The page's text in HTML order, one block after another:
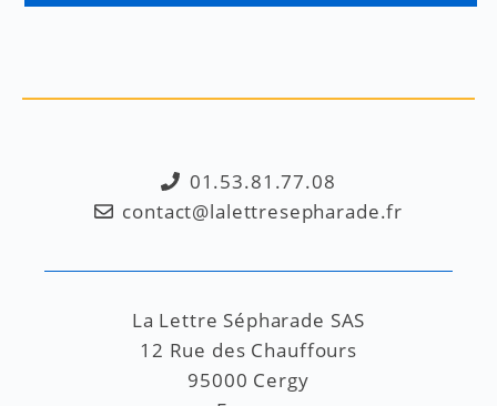
01.53.81.77.08
contact@lalettresepharade.fr
La Lettre Sépharade SAS
12 Rue des Chauffours
95000 Cergy